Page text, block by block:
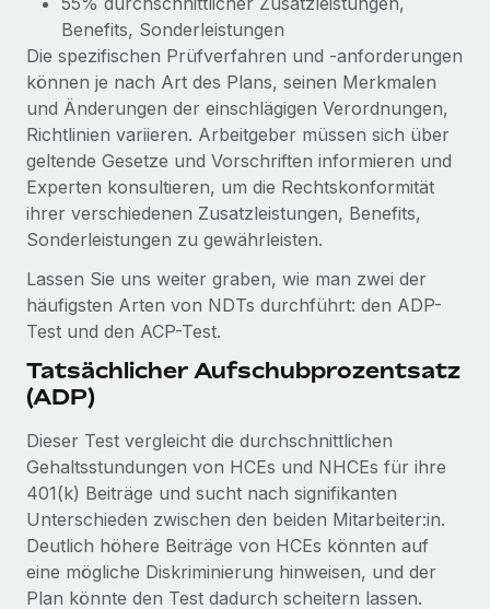
Benefits, Sonderleistungen
Die spezifischen Prüfverfahren und -anforderungen
können je nach Art des Plans, seinen Merkmalen
und Änderungen der einschlägigen Verordnungen,
Richtlinien variieren. Arbeitgeber müssen sich über
geltende Gesetze und Vorschriften informieren und
Experten konsultieren, um die Rechtskonformität
ihrer verschiedenen Zusatzleistungen, Benefits,
Sonderleistungen zu gewährleisten.
Lassen Sie uns weiter graben, wie man zwei der
häufigsten Arten von NDTs durchführt: den ADP-
Test und den ACP-Test.
Tatsächlicher Aufschubprozentsatz
(ADP)
Dieser Test vergleicht die durchschnittlichen
Gehaltsstundungen von HCEs und NHCEs für ihre
401(k) Beiträge und sucht nach signifikanten
Unterschieden zwischen den beiden Mitarbeiter:in.
Deutlich höhere Beiträge von HCEs könnten auf
eine mögliche Diskriminierung hinweisen, und der
Plan könnte den Test dadurch scheitern lassen.